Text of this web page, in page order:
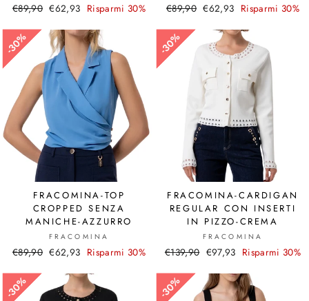
Prezzo
listino
€89,90 Prezzo
€62,93 Risparmi 30%
Prezzo
listino
€89,90 Prezzo
€62,93 Risparmi 30%
30%
30%
FRACOMINA-TOP
CROPPED SENZA
MANICHE-AZZURRO
FRACOMINA
Prezzo
listino
€89,90 Prezzo
€62,93 Risparmi 30%
30%
30%
FRACOMINA-CARDIGAN
REGULAR CON INSERTI
IN PIZZO-CREMA
FRACOMINA
Prezzo
listino
€139,90 Prezzo
€97,93 Risparmi 30%
30%
30% 30%
30%